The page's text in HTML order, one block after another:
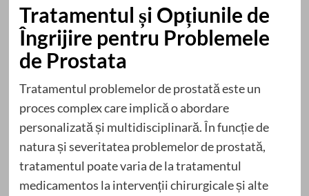
Tratamentul și Opțiunile de
Îngrijire pentru Problemele
de Prostata
Tratamentul problemelor de prostată este un
proces complex care implică o abordare
personalizată și multidisciplinară. În funcție de
natura și severitatea problemelor de prostată,
tratamentul poate varia de la tratamentul
medicamentos la intervenții chirurgicale și alte